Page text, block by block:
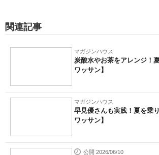
関連記事
マガジンハウス
炭酸水やお茶をアレンジ！
ワッサン】
マガジンハウス
早見優さんも実践！夏を乗
ワッサン】
公開 2026/06/10